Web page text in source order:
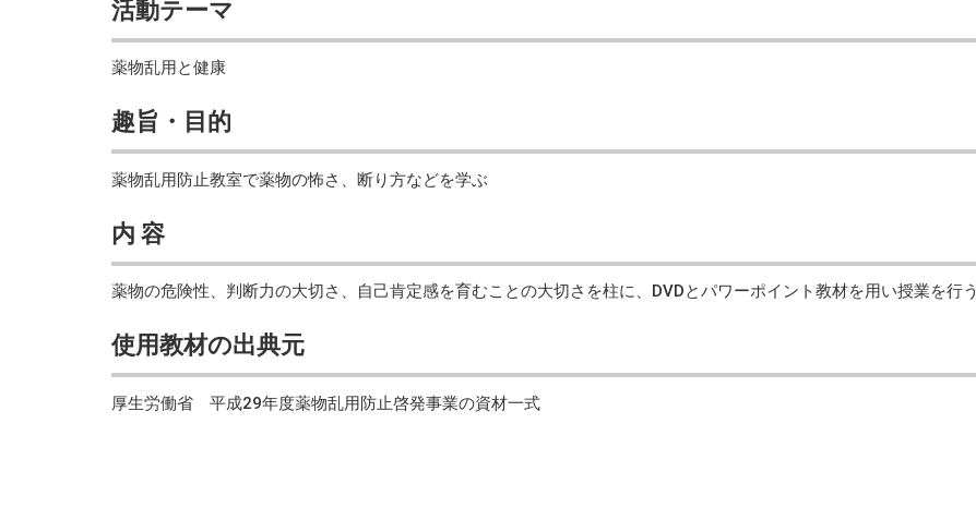
活動テーマ
薬物乱用と健康
趣旨・目的
薬物乱用防止教室で薬物の怖さ、断り方などを学ぶ
内 容
薬物の危険性、判断力の大切さ、自己肯定感を育むことの大切さを柱に、DVDとパワーポイント教材を用い授業を行う
使用教材の出典元
厚生労働省 平成29年度薬物乱用防止啓発事業の資材一式